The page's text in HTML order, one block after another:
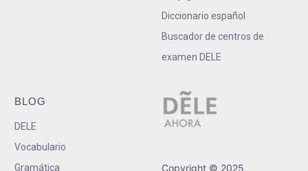
Diccionario español
Buscador de centros de
examen DELE
BLOG
DELE
Vocabulario
Gramática
Copyright © 2025